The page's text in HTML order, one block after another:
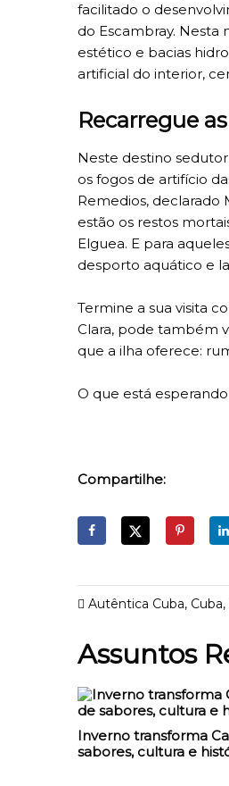
facilitado o
do Escambray. Nesta
estético e bacias
artificial do interior,
Recarregue
Neste destino
os fogos de artifício
Remedios, declarado
estão os restos
Elguea. E para
desporto aquático e
Termine a sua visita
Clara, pode também
que a ilha oferece:
O que está
Compartilhe:
Autêntica Cuba, Cuba,
Assuntos
Inverno transforma
sabores, cultura e